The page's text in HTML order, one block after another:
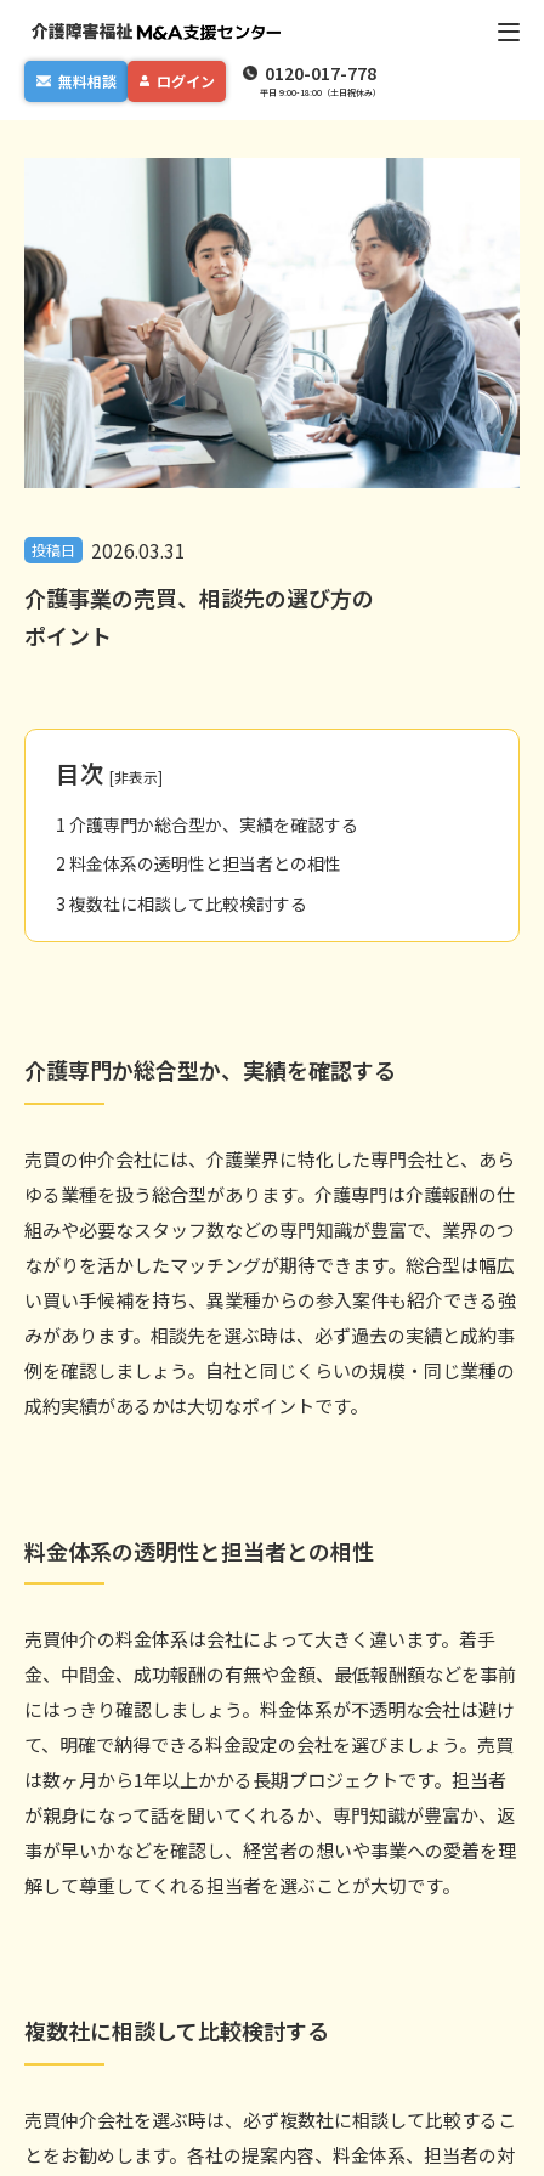
無料相談 ログイン 0120-017-778
平日 9:00-18:00（土日祝休み）
投稿日 2026.03.31
介護事業の売買、相談先の選び方の
ポイント
目次 [非表示]
1 介護専門か総合型か、実績を確認する
2 料金体系の透明性と担当者との相性
3 複数社に相談して比較検討する
介護専門か総合型か、実績を確認する
売買の仲介会社には、介護業界に特化した専門会社と、あら
ゆる業種を扱う総合型があります。介護専門は介護報酬の仕
組みや必要なスタッフ数などの専門知識が豊富で、業界のつ
ながりを活かしたマッチングが期待できます。総合型は幅広
い買い手候補を持ち、異業種からの参入案件も紹介できる強
みがあります。相談先を選ぶ時は、必ず過去の実績と成約事
例を確認しましょう。自社と同じくらいの規模・同じ業種の
成約実績があるかは大切なポイントです。
料金体系の透明性と担当者との相性
売買仲介の料金体系は会社によって大きく違います。着手
金、中間金、成功報酬の有無や金額、最低報酬額などを事前
にはっきり確認しましょう。料金体系が不透明な会社は避け
て、明確で納得できる料金設定の会社を選びましょう。売買
は数ヶ月から1年以上かかる長期プロジェクトです。担当者
が親身になって話を聞いてくれるか、専門知識が豊富か、返
事が早いかなどを確認し、経営者の想いや事業への愛着を理
解して尊重してくれる担当者を選ぶことが大切です。
複数社に相談して比較検討する
売買仲介会社を選ぶ時は、必ず複数社に相談して比較するこ
とをお勧めします。各社の提案内容、料金体系、担当者の対